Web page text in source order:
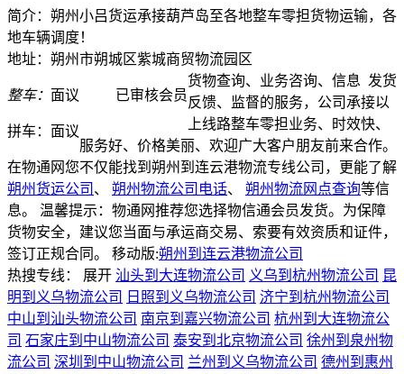
简介：朔州小吕货运承接葫芦岛至各地整车零担货物运输，各
地车辆调度！
地址：朔州市朔城区紫城商贸物流园区
整车： 面议
拼车： 面议
已审核会员
发货
货物查询、业务咨询、信息
反馈、监督的服务，公司承接以
上线路整车零担业务、时效快、
服务好、价格美丽、欢迎广大客户朋友前来合作。
在物通网您不仅能找到朔州到连云港物流专线公司，更能了解
朔州货运公司 、 朔州物流公司电话、 朔州物流网点查询等信
息。 温馨提示：物通网推荐您选择物信通会员发货。为保障
货物安全，建议您当面与承运商交易、索要有效资质和证件，
签订正规合同。 移动版:朔州到连云港物流公司
热搜专线： 展开 汕头到大连物流公司 义乌到杭州物流公司 昆
明到义乌物流公司
日照到义乌物流公司 济宁到杭州物流公司
中山到汕头物流公司 南京到嘉兴物流公司 杭州到大连物流公
司 石家庄到中山物流公司 泰安到北京物流公司 徐州到泉州物
流公司 深圳到中山物流公司 兰州到义乌物流公司 德州到惠州